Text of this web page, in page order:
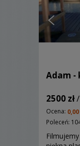
Adam -
2500 zł
Ocena:
Poleceń: